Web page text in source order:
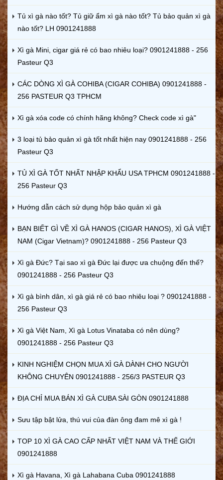
Tủ xì gà nào tốt? Tủ giữ ẩm xì gà nào tốt? Tủ bảo quản xì gà
nào tốt? LH 0901241888
Xì gà Mini, cigar giá rẻ có bao nhiêu loại? 0901241888 - 256
Pasteur Q3
CÁC DÒNG XÌ GÀ COHIBA (CIGAR COHIBA) 0901241888 -
256 PASTEUR Q3 TPHCM
Xì gà xóa code có chính hãng không? Check code xì gà"
3 loại tủ bảo quản xì gà tốt nhất hiện nay 0901241888 - 256
Pasteur Q3
TỦ XÌ GÀ TỐT NHẤT NHẬP KHẨU USA TPHCM 0901241888 -
256 Pasteur Q3
Hướng dẫn cách sử dụng hộp bảo quản xì gà
BẠN BIẾT GÌ VỀ XÌ GÀ HANOS (CIGAR HANOS), XÌ GÀ VIỆT
NAM (Cigar Vietnam)? 0901241888 - 256 Pasteur Q3
Xì gà Đức? Tại sao xì gà Đức lại được ưa chuộng đến thế?
0901241888 - 256 Pasteur Q3
Xì gà bình dân, xì gà giá rẻ có bao nhiêu loại ? 0901241888 -
256 Pasteur Q3
Xì gà Việt Nam, Xì gà Lotus Vinataba có nên dùng?
0901241888 - 256 Pasteur Q3
KINH NGHIỆM CHỌN MUA XÌ GÀ DÀNH CHO NGƯỜI
KHÔNG CHUYÊN 0901241888 - 256/3 PASTEUR Q3
ĐỊA CHỈ MUA BÁN XÌ GÀ CUBA SÀI GÒN 0901241888
Sưu tập bật lửa, thú vui của đàn ông đam mê xì gà !
TOP 10 XÌ GÀ CAO CẤP NHẤT VIỆT NAM VÀ THẾ GIỚI
0901241888
Xì gà Havana, Xì gà Lahabana Cuba 0901241888